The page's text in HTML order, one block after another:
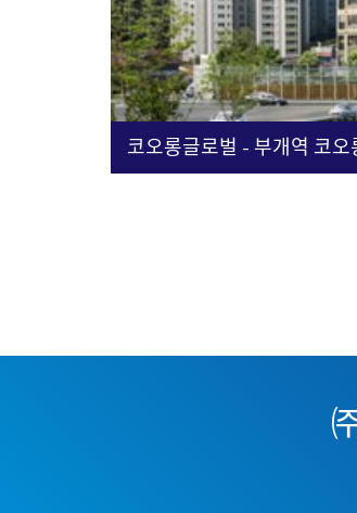
코오롱글로벌 - 부개역 코오